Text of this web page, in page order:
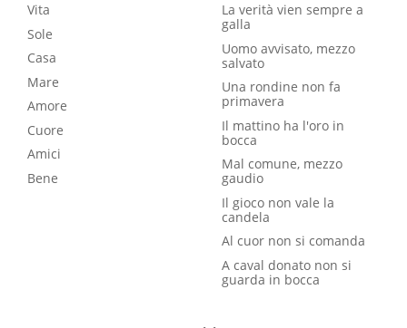
Vita
Sole
Casa
Mare
Amore
Cuore
Amici
Bene
La verità vien sempre a
galla
Uomo avvisato, mezzo
salvato
Una rondine non fa
primavera
Il mattino ha l'oro in
bocca
Mal comune, mezzo
gaudio
Il gioco non vale la
candela
Al cuor non si comanda
A caval donato non si
guarda in bocca